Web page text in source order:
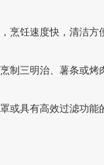
烹饪速度快，清洁方
制三明治、薯条或烤
高效过滤功能的壁挂